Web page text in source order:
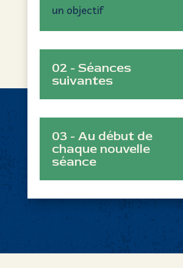
un objectif
02 - Séances
suivantes
03 - Au début de
chaque nouvelle
séance